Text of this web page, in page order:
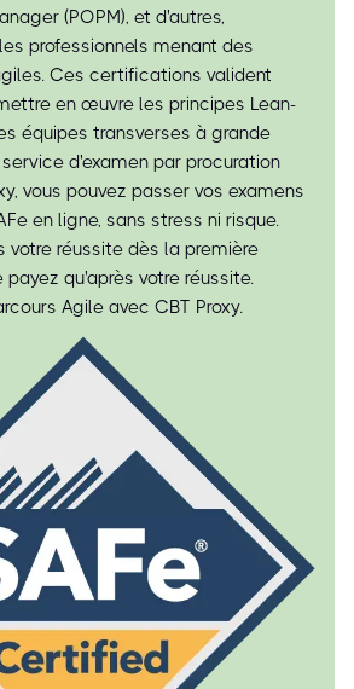
(POPM), et d'autres,
professionnels menant des
Ces certifications valident
en œuvre les principes Lean-
équipes transverses à grande
d'examen par procuration
vous pouvez passer vos examens
en ligne, sans stress ni risque.
votre réussite dès la première
qu'après votre réussite.
Agile avec CBT Proxy.